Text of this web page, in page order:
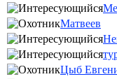
Матвеев
Цыб